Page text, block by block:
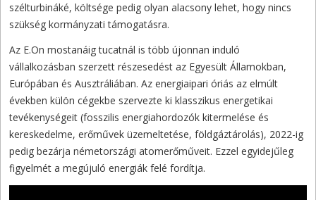
szélturbináké, költsége pedig olyan alacsony lehet, hogy nincs
szükség kormányzati támogatásra.
Az E.On mostanáig tucatnál is több újonnan induló
vállalkozásban szerzett részesedést az Egyesült Államokban,
Európában és Ausztráliában. Az energiaipari óriás az elmúlt
években külön cégekbe szervezte ki klasszikus energetikai
tevékenységeit (fosszilis energiahordozók kitermelése és
kereskedelme, erőművek üzemeltetése, földgáztárolás), 2022-ig
pedig bezárja németországi atomerőműveit. Ezzel egyidejűleg
figyelmét a megújuló energiák felé fordítja.